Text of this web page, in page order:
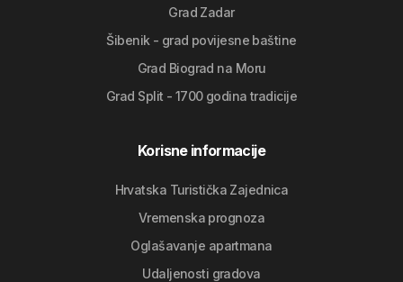
Grad Zadar
Šibenik - grad povijesne baštine
Grad Biograd na Moru
Grad Split - 1700 godina tradicije
Korisne informacije
Hrvatska Turistička Zajednica
Vremenska prognoza
Oglašavanje apartmana
Udaljenosti gradova